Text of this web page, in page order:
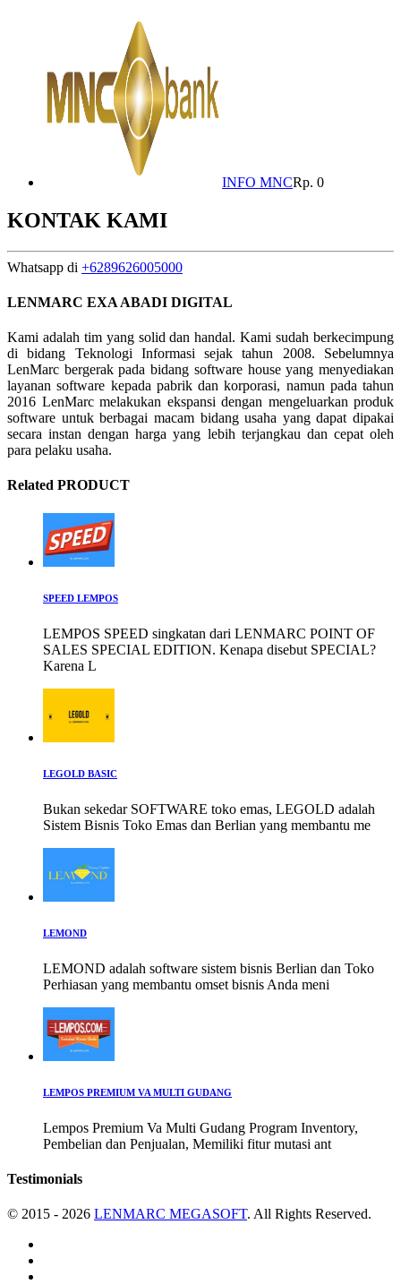
INFO MNCRp. 0
KONTAK KAMI
Whatsapp di +6289626005000
LENMARC EXA ABADI DIGITAL
Kami adalah tim yang solid dan handal. Kami sudah berkecimpung
di bidang Teknologi Informasi sejak tahun 2008. Sebelumnya
LenMarc bergerak pada bidang software house yang menyediakan
layanan software kepada pabrik dan korporasi, namun pada tahun
2016 LenMarc melakukan ekspansi dengan mengeluarkan produk
software untuk berbagai macam bidang usaha yang dapat dipakai
secara instan dengan harga yang lebih terjangkau dan cepat oleh
para pelaku usaha.
Related PRODUCT
SPEED LEMPOS
LEMPOS SPEED singkatan dari LENMARC POINT OF
SALES SPECIAL EDITION. Kenapa disebut SPECIAL?
Karena L
LEGOLD BASIC
Bukan sekedar SOFTWARE toko emas, LEGOLD adalah
Sistem Bisnis Toko Emas dan Berlian yang membantu me
LEMOND
LEMOND adalah software sistem bisnis Berlian dan Toko
Perhiasan yang membantu omset bisnis Anda meni
LEMPOS PREMIUM VA MULTI GUDANG
Lempos Premium Va Multi Gudang Program Inventory,
Pembelian dan Penjualan, Memiliki fitur mutasi ant
Testimonials
© 2015 - 2026 LENMARC MEGASOFT. All Rights Reserved.